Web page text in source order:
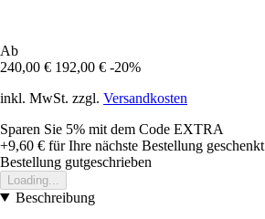
Ab
240,00 € 192,00 € -20%
inkl. MwSt. zzgl. Versandkosten
Sparen Sie 5% mit dem Code EXTRA
+9,60 € für Ihre nächste Bestellung geschenkt
Bestellung gutgeschrieben
Loading...
Beschreibung